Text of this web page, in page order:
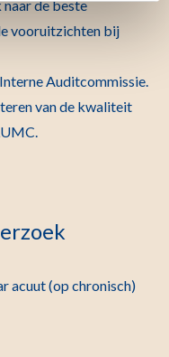
de beste
vooruitzichten bij
Auditcommissie.
van de kwaliteit
acuut (op chronisch)